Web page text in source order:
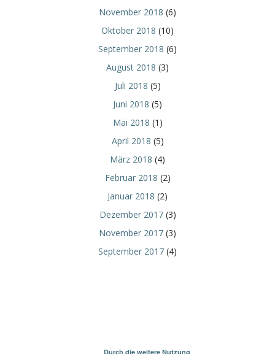
November 2018 (6)
Oktober 2018 (10)
September 2018 (6)
August 2018 (3)
Juli 2018 (5)
Juni 2018 (5)
Mai 2018 (1)
April 2018 (5)
März 2018 (4)
Februar 2018 (2)
Januar 2018 (2)
Dezember 2017(3)
November 2017 (3)
September 2017 (4)
Durch die weitere Nutzung